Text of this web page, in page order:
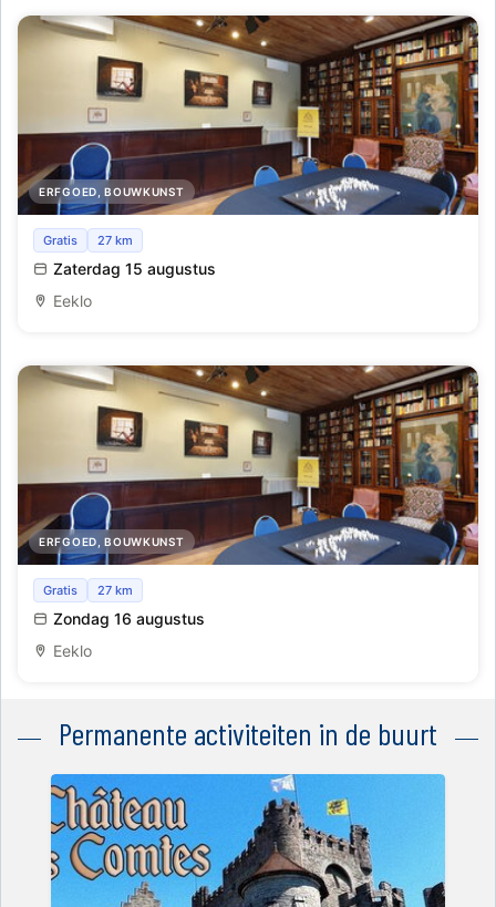
ERFGOED, BOUWKUNST
Kunstevenement: Arme Klaren ontsluierd
Gratis 27 km
Zaterdag 15 augustus
Eeklo
ERFGOED, BOUWKUNST
Kunstevenement: Arme Klaren ontsluierd
Gratis 27 km
Zondag 16 augustus
Eeklo
Permanente activiteiten in de buurt